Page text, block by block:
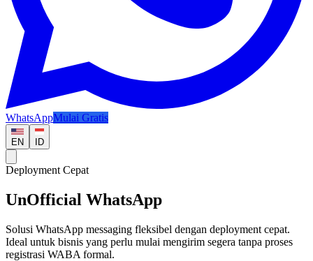
WhatsAppMulai Gratis
EN ID
Deployment Cepat
UnOfficial WhatsApp
Solusi WhatsApp messaging fleksibel dengan deployment cepat.
Ideal untuk bisnis yang perlu mulai mengirim segera tanpa proses
registrasi WABA formal.